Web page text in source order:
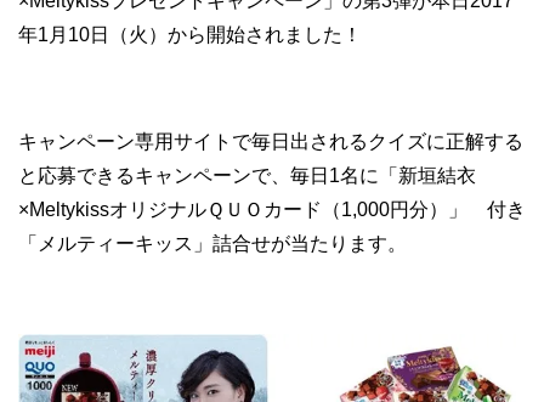
年1月10日（火）から開始されました！
キャンペーン専用サイトで毎日出されるクイズに正解する
と応募できるキャンペーンで、毎日1名に「新垣結衣
×MeltykissオリジナルＱＵＯカード（1,000円分）」 付き
「メルティーキッス」詰合せが当たります。